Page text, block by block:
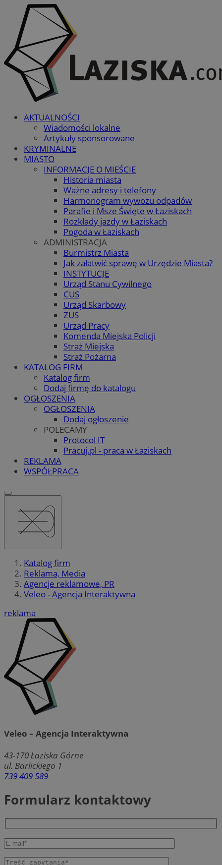
AKTUALNOŚCI
Wiadomości lokalne
Artykuły sponsorowane
KRYMINALNE
MIASTO
INFORMACJE O MIEŚCIE
Historia miasta
Ważne adresy i telefony
Harmonogram wywozu odpadów
Parafie i Msze Święte w Łaziskach
Rozkłady jazdy w Łaziskach
Pogoda w Łaziskach
ADMINISTRACJA
Burmistrz Miasta
Jak załatwić sprawę w Urzędzie Miasta?
INSTYTUCJE
Urząd Stanu Cywilnego
CUS
Urząd Skarbowy
ZUS
Urząd Pracy
Komenda Miejska Policji
Straż Miejska
Straż Pożarna
KATALOG FIRM
Katalog firm
Dodaj firmę do katalogu
OGŁOSZENIA
OGŁOSZENIA
Dodaj ogłoszenie
POLECAMY
Protocol IT
Pracuj.pl - praca w Łaziskach
REKLAMA
WSPÓŁPRACA
Katalog firm
Reklama, Media
Agencje reklamowe, PR
Veleo - Agencja Interaktywna
reklama
Veleo – Agencja Interaktywna
43-170Łaziska Górne
ul. Barlickiego 1
739 409 589
Formularz kontaktowy